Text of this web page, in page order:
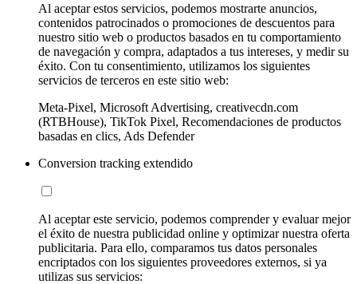
Al aceptar estos servicios, podemos mostrarte anuncios,
contenidos patrocinados o promociones de descuentos para
nuestro sitio web o productos basados en tu comportamiento
de navegación y compra, adaptados a tus intereses, y medir su
éxito. Con tu consentimiento, utilizamos los siguientes
servicios de terceros en este sitio web:
Meta-Pixel, Microsoft Advertising, creativecdn.com
(RTBHouse), TikTok Pixel, Recomendaciones de productos
basadas en clics, Ads Defender
Conversion tracking extendido
Al aceptar este servicio, podemos comprender y evaluar mejor
el éxito de nuestra publicidad online y optimizar nuestra oferta
publicitaria. Para ello, comparamos tus datos personales
encriptados con los siguientes proveedores externos, si ya
utilizas sus servicios: